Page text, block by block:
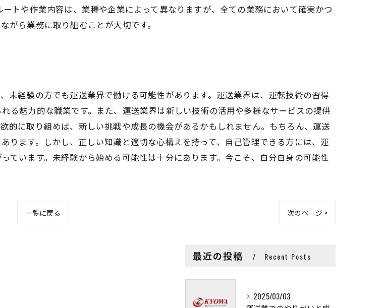
トや作業内容は、業種や企業によって異なりますが、全ての業務において確実かつ
ら業務に取り組むことが大切です。
未経験の方でも運送業界で働ける可能性があります。運送業界は、運転技術の習得
る魅力的な職業です。また、運送業界は新しい技術の活用や多様なサービスの提供
的に取り組めば、新しい挑戦や成長の機会があるかもしれません。もちろん、運送
ります。しかし、正しい知識と適切な心構えを持って、自己管理できる方には、運
ています。未経験から始める可能性は十分にあります。今こそ、自分自身の可能性
一覧に戻る 次のページ >
最近の投稿 Recent Posts
2025/03/03